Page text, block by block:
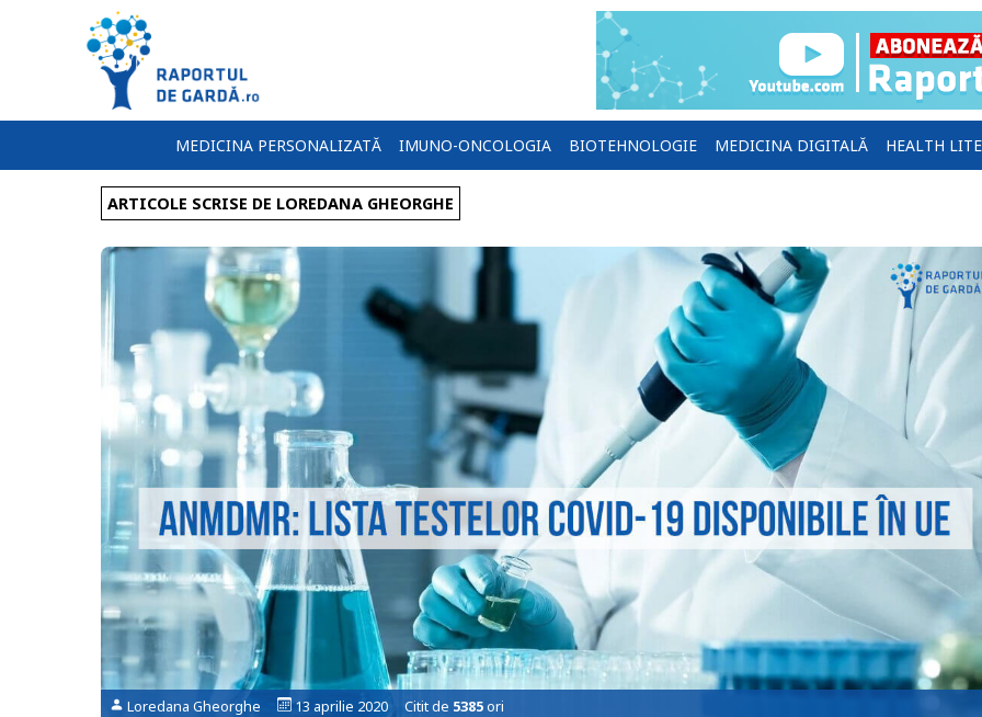
MEDICINA PERSONALIZATĂ IMUNO-ONCOLOGIA BIOTEHNOLOGIE MEDICINA DIGITALĂ HEALTH
ARTICOLE SCRISE DE LOREDANA GHEORGHE
Loredana Gheorghe 13 aprilie 2020 Citit de 5385ori